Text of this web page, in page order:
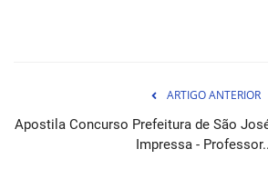
ARTIGO ANTERIOR
Apostila Concurso Prefeitura de São
Impressa -